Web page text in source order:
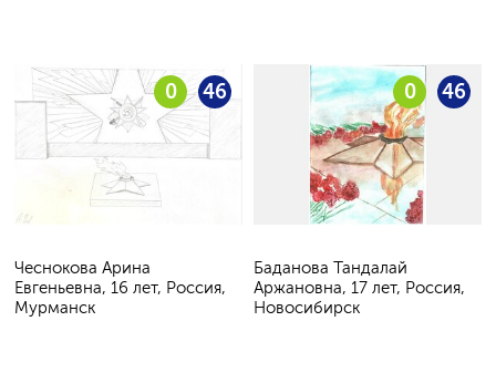
46
0
Чеснокова Арина
Евгеньевна, 16 лет, Россия,
Мурманск
46
0
Баданова Тандалай
Аржановна, 17 лет, Россия,
Новосибирск